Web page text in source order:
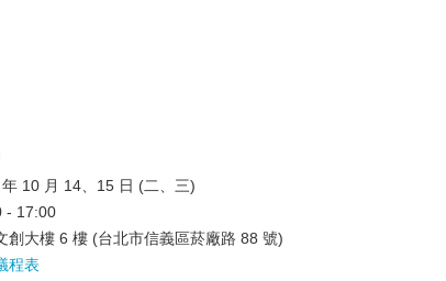
10 月 14、15 日 (二、三)
- 17:00
大樓 6 樓 (台北市信義區菸廠路 88 號)
程表